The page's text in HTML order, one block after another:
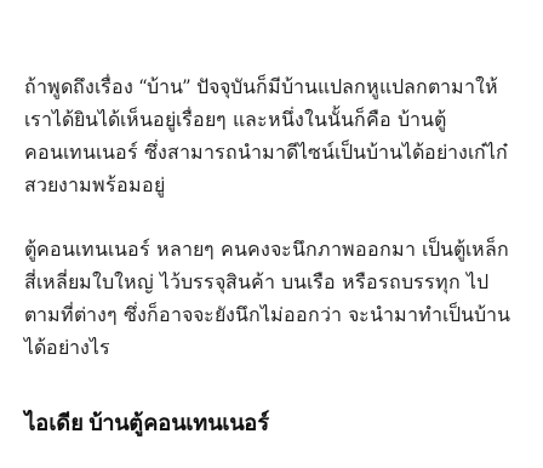
ถ้าพูดถึงเรื่อง “บ้าน” ปัจจุบันก็มีบ้านแปลกหูแปลกตามาให้
เราได้ยินได้เห็นอยู่เรื่อยๆ และหนึ่งในนั้นก็คือ บ้านตู้
คอนเทนเนอร์ ซึ่งสามารถนำมาดีไซน์เป็นบ้านได้อย่างเก๋ไก๋
สวยงามพร้อมอยู่
ตู้คอนเทนเนอร์ หลายๆ คนคงจะนึกภาพออกมา เป็นตู้เหล็ก
สี่เหลี่ยมใบใหญ่ ไว้บรรจุสินค้า บนเรือ หรือรถบรรทุก ไป
ตามที่ต่างๆ ซึ่งก็อาจจะยังนึกไม่ออกว่า จะนำมาทำเป็นบ้าน
ได้อย่างไร
ไอเดีย บ้านตู้คอนเทนเนอร์